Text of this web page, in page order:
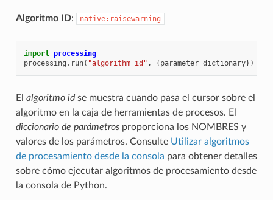
Algoritmo ID: native:raisewarning
import processing
processing . run( "algorithm_id" , {parameter_dictionary})
El algoritmo idse muestra cuando pasa el cursor sobre el
algoritmo en la caja de herramientas de procesos. El
diccionario de parámetrosproporciona los NOMBRES y
valores de los parámetros. Consulte Utilizar algoritmos
de procesamiento desde la consola para obtener detalles
sobre cómo ejecutar algoritmos de procesamiento desde
la consola de Python.